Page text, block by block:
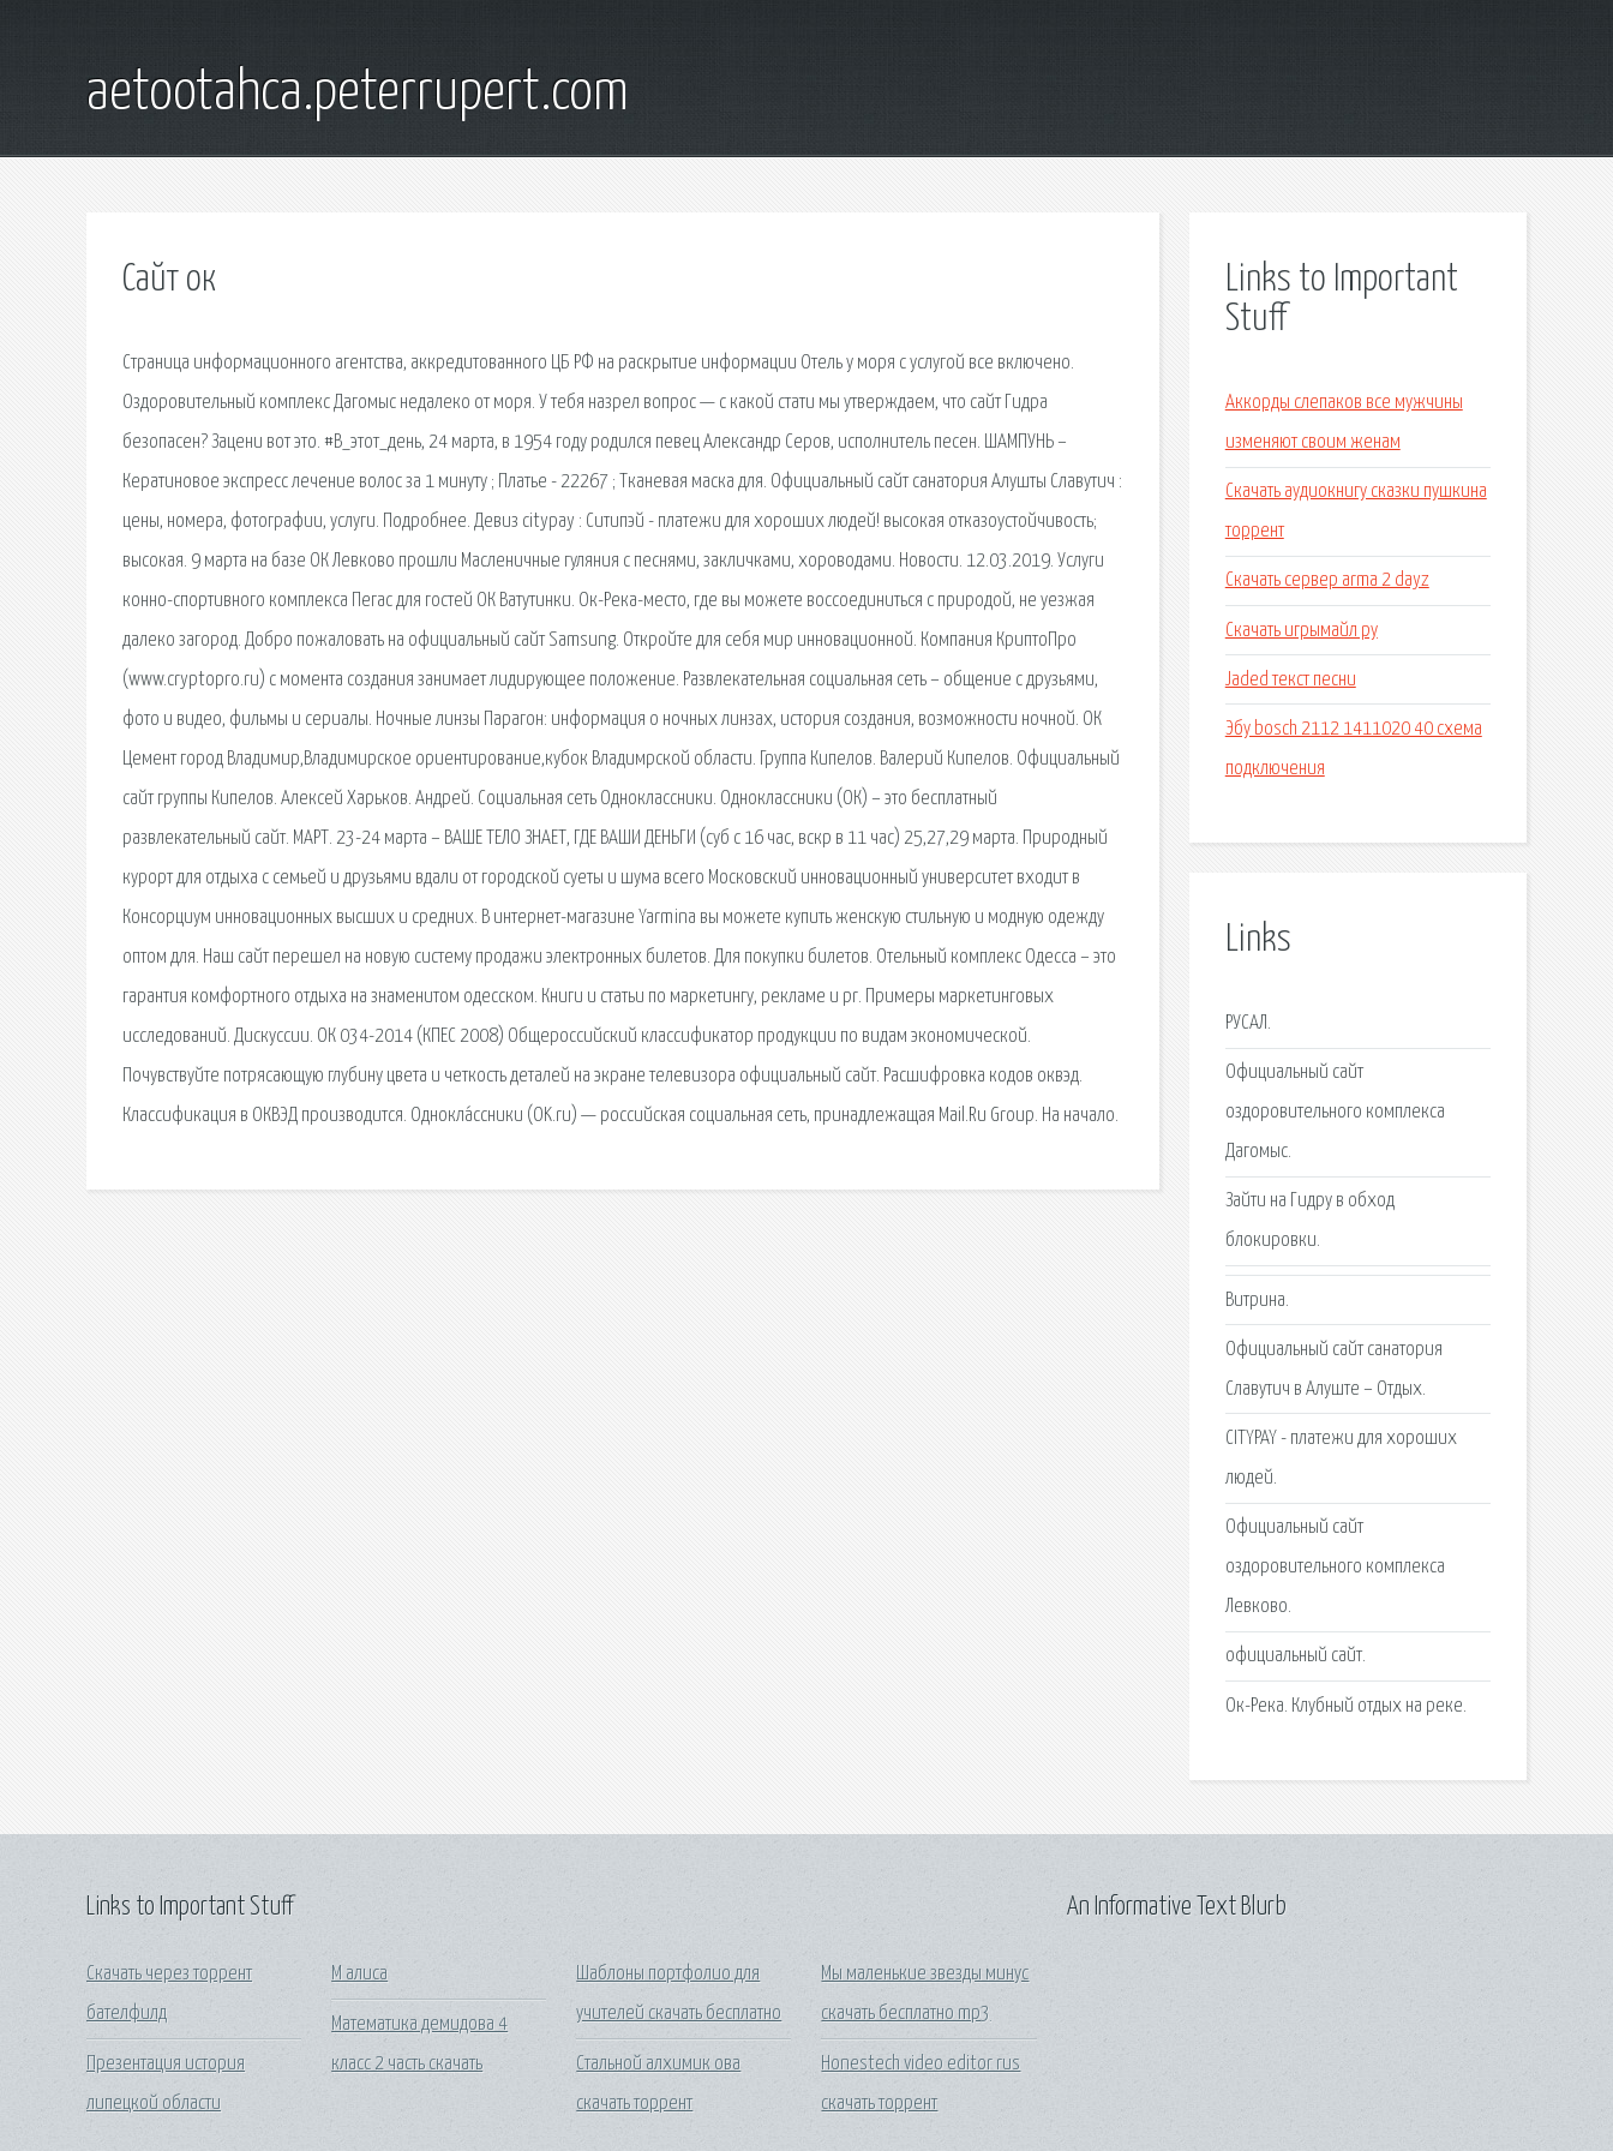
aetootahca.peterrupert.com
Сайт ок
Страница информационного агентства, аккредитованного ЦБ РФ на раскрытие информации Отель у моря с услугой все включено.
Оздоровительный комплекс Дагомыс недалеко от моря. У тебя назрел вопрос — с какой стати мы утверждаем, что сайт Гидра
безопасен? Зацени вот это. #В_этот_день, 24 марта, в 1954 году родился певец Александр Серов, исполнитель песен. ШАМПУНЬ –
Кератиновое экспресс лечение волос за 1 минуту ; Платье - 22267 ; Тканевая маска для. Официальный сайт санатория Алушты Славутич :
цены, номера, фотографии, услуги. Подробнее. Девиз citypay : Ситипэй - платежи для хороших людей! высокая отказоустойчивость;
высокая. 9 марта на базе ОК Левково прошли Масленичные гуляния с песнями, закличками, хороводами. Новости. 12.03.2019. Услуги
конно-спортивного комплекса Пегас для гостей ОК Ватутинки. Ок-Река-место, где вы можете воссоединиться с природой, не уезжая
далеко загород. Добро пожаловать на официальный сайт Samsung. Откройте для себя мир инновационной. Компания КриптоПро
(www.cryptopro.ru) с момента создания занимает лидирующее положение. Развлекательная социальная сеть – общение с друзьями,
фото и видео, фильмы и сериалы. Ночные линзы Парагон: информация о ночных линзах, история создания, возможности ночной. ОК
Цемент город Владимир,Владимирское ориентирование,кубок Владимрской области. Группа Кипелов. Валерий Кипелов. Официальный
сайт группы Кипелов. Алексей Харьков. Андрей. Социальная сеть Одноклассники. Одноклассники (ОК) – это бесплатный
развлекательный сайт. МАРТ. 23-24 марта – ВАШЕ ТЕЛО ЗНАЕТ, ГДЕ ВАШИ ДЕНЬГИ (суб с 16 час, вскр в 11 час) 25,27,29 марта. Природный
курорт для отдыха с семьей и друзьями вдали от городской суеты и шума всего Московский инновационный университет входит в
Консорциум инновационных высших и средних. В интернет-магазине Yarmina вы можете купить женскую стильную и модную одежду
оптом для. Наш сайт перешел на новую систему продажи электронных билетов. Для покупки билетов. Отельный комплекс Одесса – это
гарантия комфортного отдыха на знаменитом одесском. Книги и статьи по маркетингу, рекламе и pr. Примеры маркетинговых
исследований. Дискуссии. ОК 034-2014 (КПЕС 2008) Общероссийский классификатор продукции по видам экономической.
Почувствуйте потрясающую глубину цвета и четкость деталей на экране телевизора официальный сайт. Расшифровка кодов оквэд.
Классификация в ОКВЭД производится. Однокла́ссники (OK.ru) — российская социальная сеть, принадлежащая Mail.Ru Group. На начало.
Links to Important
Stuff
Аккорды слепаков все мужчины
изменяют своим женам
Скачать аудиокнигу сказки пушкина
торрент
Скачать сервер arma 2 dayz
Скачать игрымайл ру
Jaded текст песни
Эбу bosch 2112 1411020 40 схема
подключения
Links
РУСАЛ.
Официальный сайт
оздоровительного комплекса
Дагомыс.
Зайти на Гидру в обход
блокировки.
Витрина.
Официальный сайт санатория
Славутич в Алуште – Отдых.
CITYPAY - платежи для хороших
людей.
Официальный сайт
оздоровительного комплекса
Левково.
официальный сайт.
Ок-Река. Клубный отдых на реке.
Links to Important Stuff
Скачать через торрент
бателфилд
Презентация история
липецкой области
М алиса
Математика демидова 4
класс 2 часть скачать
Шаблоны портфолио для
учителей скачать бесплатно
Стальной алхимик ова
скачать торрент
Мы маленькие звезды минус
скачать бесплатно mp3
Honestech video editor rus
скачать торрент
An Informative Text Blurb